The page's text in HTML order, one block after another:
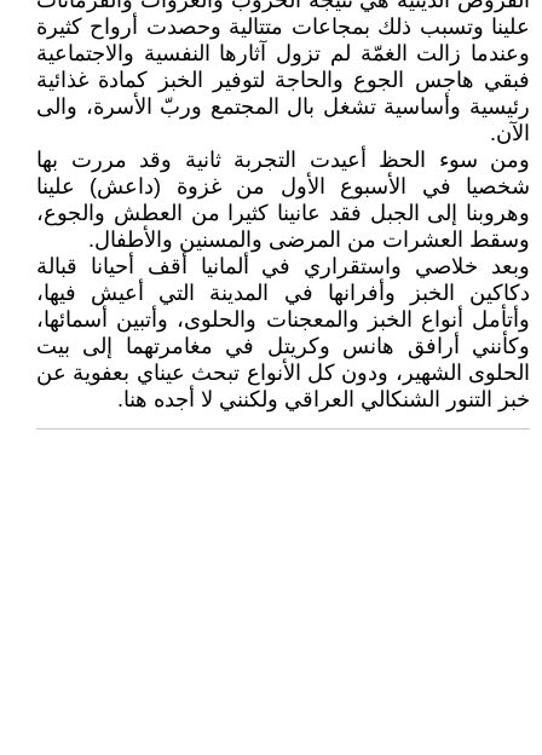
علينا وتسبب ذلك بمجاعات متتالية وحصدت أرواح كثيرة
وعندما زالت الغمّة لم تزول آثارها النفسية والاجتماعية
فبقي هاجس الجوع والحاجة لتوفير الخبز كمادة غذائية
رئيسية وأساسية تشغل بال المجتمع وربّ الأسرة، والى
الآن.
ومن سوء الحظ أعيدت التجربة ثانية وقد مررت بها
شخصيا في الأسبوع الأول من غزوة (داعش) علينا
وهروبنا إلى الجبل فقد عانينا كثيرا من العطش والجوع،
وسقط العشرات من المرضى والمسنين والأطفال.
وبعد خلاصي واستقراري في ألمانيا أقف أحيانا قبالة
دكاكين الخبز وأفرانها في المدينة التي أعيش فيها،
وأتأمل أنواع الخبز والمعجنات والحلوى، وأتبين أسمائها،
وكأنني أرافق هانس وكريتل في مغامرتهما إلى بيت
الحلوى الشهير، ودون كل الأنواع تبحث عيناي بعفوية عن
خبز التنور الشنكالي العراقي ولكنني لا أجده هنا.